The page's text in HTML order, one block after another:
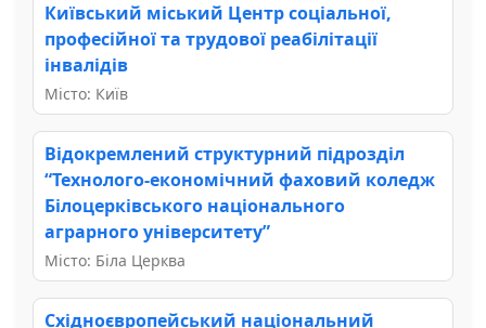
Київський міський Центр соціальної,
професійної та трудової реабілітації
інвалідів
Місто: Київ
Відокремлений структурний підрозділ
“Технолого-економічний фаховий коледж
Білоцерківського національного
аграрного університету”
Місто: Біла Церква
Східноєвропейський національний